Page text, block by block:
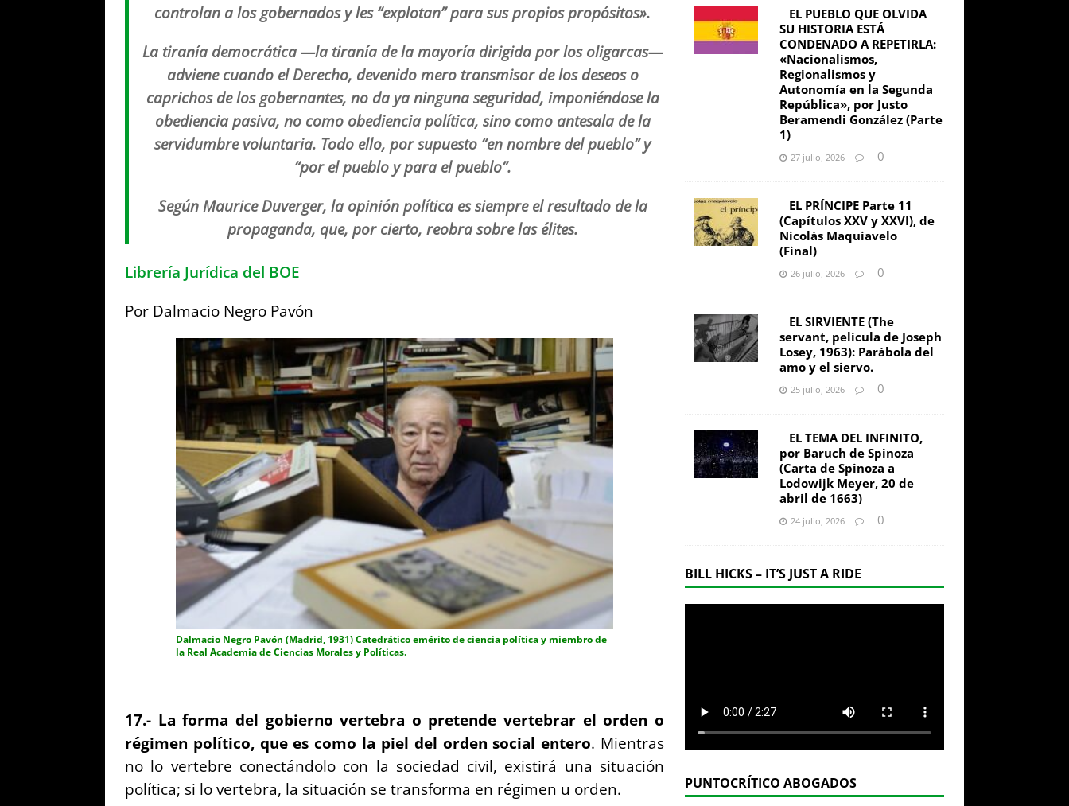
controlan a los gobernados y les “explotan” para sus propios propósitos».
La tiranía democrática —la tiranía de la mayoría dirigida por los oligarcas—
adviene cuando el Derecho, devenido mero transmisor de los deseos o
caprichos de los gobernantes, no da ya ninguna seguridad, imponiéndose la
obediencia pasiva, no como obediencia política, sino como antesala de la
servidumbre voluntaria. Todo ello, por supuesto “en nombre del pueblo” y
“por el pueblo y para el pueblo”.
Según Maurice Duverger, la opinión política es siempre el resultado de la
propaganda, que, por cierto, reobra sobre las élites.
Librería Jurídica del BOE
Por Dalmacio Negro Pavón
Dalmacio Negro Pavón (Madrid, 1931) Catedrático emérito de ciencia política y miembro de
la Real Academia de Ciencias Morales y Políticas.
17.- La forma del gobierno vertebra o pretende vertebrar el orden o
régimen político, que es como la piel del orden social entero. Mientras
no lo vertebre conectándolo con la sociedad civil, existirá una situación
política; si lo vertebra, la situación se transforma en régimen u orden.
EL PUEBLO QUE OLVIDA
SU HISTORIA ESTÁ
CONDENADO A REPETIRLA:
«Nacionalismos,
Regionalismos y
Autonomía en la Segunda
República», por Justo
Beramendi González (Parte
1)
27 julio, 2026 0
EL PRÍNCIPE Parte 11
(Capítulos XXV y XXVI), de
Nicolás Maquiavelo
(Final)
26 julio, 2026 0
EL SIRVIENTE (The
servant, película de Joseph
Losey, 1963): Parábola del
amo y el siervo.
25 julio, 2026 0
EL TEMA DEL INFINITO,
por Baruch de Spinoza
(Carta de Spinoza a
Lodowijk Meyer, 20 de
abril de 1663)
24 julio, 2026 0
BILL HICKS – IT’S JUST A RIDE
PUNTOCRÍTICO ABOGADOS